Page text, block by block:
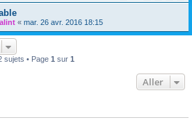
r
« mar. 26 avr. 2016 18:15
sujets • Page 1 sur 1
Aller